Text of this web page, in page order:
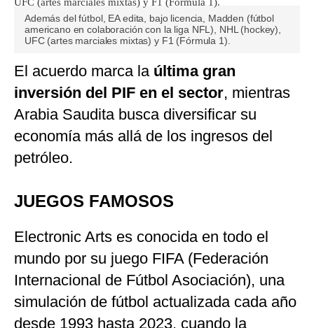
Además del fútbol, EA edita, bajo licencia, Madden (fútbol
americano en colaboración con la liga NFL), NHL (hockey),
UFC (artes marciales mixtas) y F1 (Fórmula 1).
El acuerdo marca la última gran
inversión del PIF en el sector, mientras
Arabia Saudita busca diversificar su
economía más allá de los ingresos del
petróleo.
JUEGOS FAMOSOS
Electronic Arts es conocida en todo el
mundo por su juego FIFA (Federación
Internacional de Fútbol Asociación), una
simulación de fútbol actualizada cada año
desde 1993 hasta 2023, cuando la